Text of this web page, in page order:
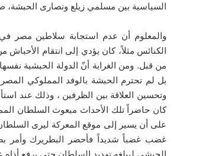
السياسية بين مسلمي زيلع ونصارى الحبشة، ص 40؛ فتحي غيث، مرجع سابق، ص 66،
والمعلوم أن عدم استجابة سلاطين مصر
الكنائس مثلاً، كان يؤدي إلى انتقام
من قبل. ومن الغرابة أنّ الدولة الحبشية
بل لم تحترم الحبشة بالوفد المملوكي
وتحسين العلاقة بين الظرفين ، وذلك عند
كان حاضراً تلك الأحداث مبعوث السلطان
على أن يسير إلى موقع المعركة ليرى
غضب غضباً شديداً فأحضر البطريرك وأمر